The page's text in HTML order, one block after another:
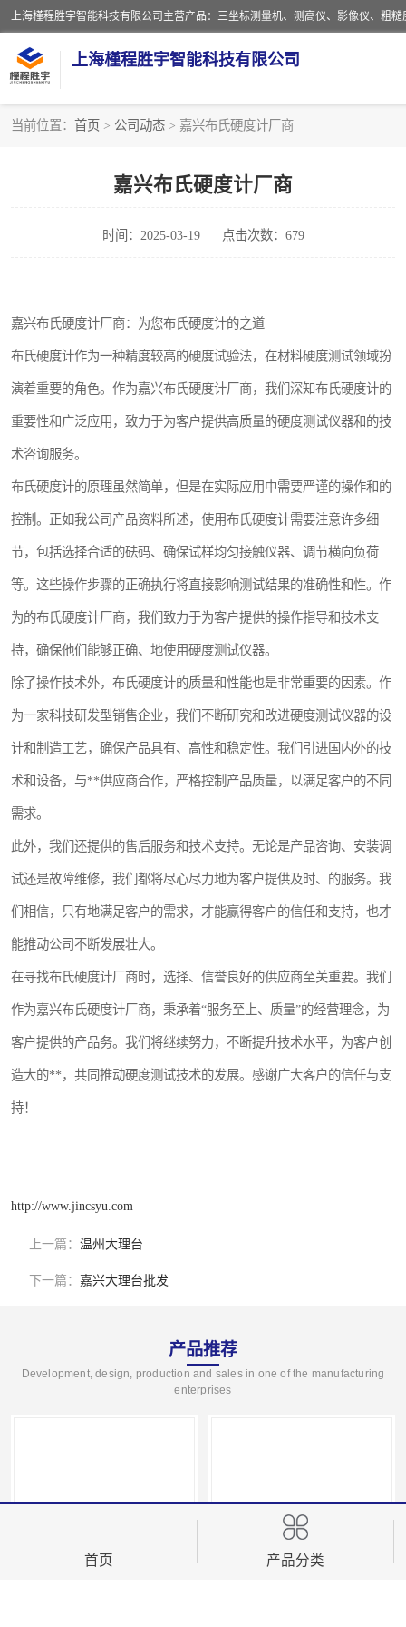
上海槿程胜宇智能科技有限公司
当前位置： 首页 > 公司动态 > 嘉兴布氏硬度计厂商
嘉兴布氏硬度计厂商
时间：2025-03-19 点击次数：679
嘉兴布氏硬度计厂商：为您布氏硬度计的之道
布氏硬度计作为一种精度较高的硬度试验法，在材料硬度测试领域扮
演着重要的角色。作为嘉兴布氏硬度计厂商，我们深知布氏硬度计的
重要性和广泛应用，致力于为客户提供高质量的硬度测试仪器和的技
术咨询服务。
布氏硬度计的原理虽然简单，但是在实际应用中需要严谨的操作和的
控制。正如我公司产品资料所述，使用布氏硬度计需要注意许多细
节，包括选择合适的砝码、确保试样均匀接触仪器、调节横向负荷
等。这些操作步骤的正确执行将直接影响测试结果的准确性和性。作
为的布氏硬度计厂商，我们致力于为客户提供的操作指导和技术支
持，确保他们能够正确、地使用硬度测试仪器。
除了操作技术外，布氏硬度计的质量和性能也是非常重要的因素。作
为一家科技研发型销售企业，我们不断研究和改进硬度测试仪器的设
计和制造工艺，确保产品具有、高性和稳定性。我们引进国内外的技
术和设备，与**供应商合作，严格控制产品质量，以满足客户的不同
需求。
此外，我们还提供的售后服务和技术支持。无论是产品咨询、安装调
试还是故障维修，我们都将尽心尽力地为客户提供及时、的服务。我
们相信，只有地满足客户的需求，才能赢得客户的信任和支持，也才
能推动公司不断发展壮大。
在寻找布氏硬度计厂商时，选择、信誉良好的供应商至关重要。我们
作为嘉兴布氏硬度计厂商，秉承着“服务至上、质量”的经营理念，为
客户提供的产品务。我们将继续努力，不断提升技术水平，为客户创
造大的**，共同推动硬度测试技术的发展。感谢广大客户的信任与支
持！
http://www.jincsyu.com
上一篇： 温州大理台
下一篇： 嘉兴大理台批发
产品推荐
Development, design, production and sales in one of the manufacturing
enterprises
首页 产品分类
三坐标测量仪
洛氏硬度计
布洛维硬度计
镶嵌机
三坐标夹具
测针
螺纹规